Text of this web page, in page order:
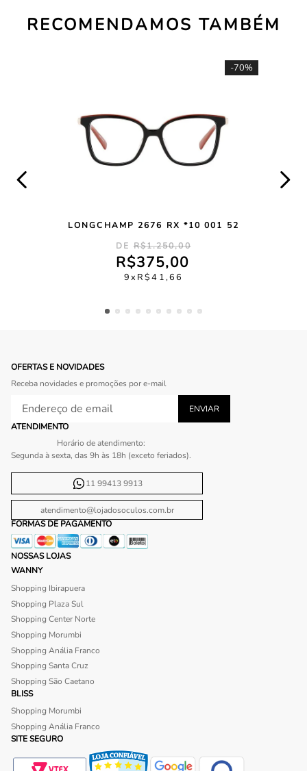
RECOMENDAMOS TAMBÉM
-70%
LONGCHAMP 2676 RX *10 001 52
R$1.250,00
R$375,00
9 R$41,66
OFERTAS E NOVIDADES
Receba novidades e promoções por e-mail
ATENDIMENTO
Horário de atendimento:
Segunda à sexta, das 9h às 18h (exceto feriados).
11 99413 9913
atendimento@lojadosoculos.com.br
FORMAS DE PAGAMENTO
NOSSAS LOJAS
WANNY
Shopping Ibirapuera
Shopping Plaza Sul
Shopping Center Norte
Shopping Morumbi
Shopping Anália Franco
Shopping Santa Cruz
Shopping São Caetano
BLISS
Shopping Morumbi
Shopping Anália Franco
SITE SEGURO